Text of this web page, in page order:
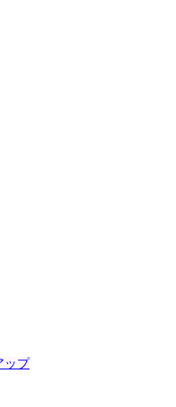
ップ